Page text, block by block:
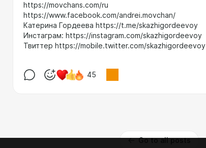
https://movchans.com/ru
https://www.facebook.com/andrei.movchan/
Катерина Гордеева https://t.me/skazhigordeevoy
Инстаграм: https://instagram.com/skazhigordeevoy
Твиттер https://mobile.twitter.com/skazhigordeevoy
45
Go to all posts